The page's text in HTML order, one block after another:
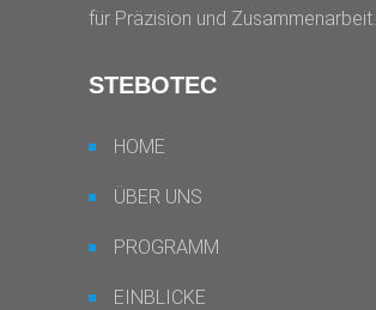
für Präzision und Zusammenarbeit.
STEBOTEC
HOME
ÜBER UNS
PROGRAMM
EINBLICKE